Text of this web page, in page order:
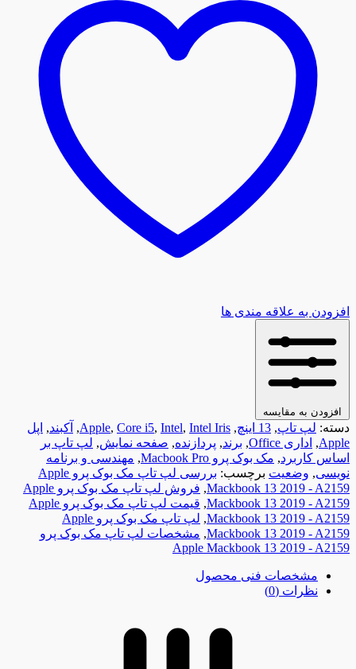
افزودن به علاقه مندی ها
افزودن به مقایسه
دسته: لپ تاپ, 13 اینچ ,
Apple, Core i5, Intel, Intel Iris
, آکبند, اپل
Apple
, اداری Office , برند, پردازنده, صفحه نمایش, لپ تاپ بر
اساس کاربرد, مک بوک پرو Macbook Pro , مهندسی و برنامه
نویسی, وضعیت برچسب:
بررسی لپ تاپ مک بوک پرو Apple
Mackbook 13 2019 - A2159
,
فروش لپ تاپ مک بوک پرو Apple
Mackbook 13 2019 - A2159
,
قیمت لپ تاپ مک بوک پرو Apple
Mackbook 13 2019 - A2159
,
لپ تاپ مک بوک پرو Apple
Mackbook 13 2019 - A2159
, مشخصات لپ تاپ مک بوک پرو
Apple Mackbook 13 2019 - A2159
مشخصات فنی محصول
نظرات (0)